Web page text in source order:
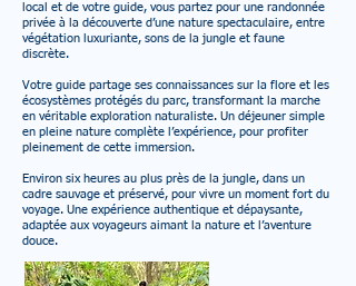
local et de votre guide, vous partez pour une randonnée
privée à la découverte d’une nature spectaculaire, entre
végétation luxuriante, sons de la jungle et faune
discrète.
Votre guide partage ses connaissances sur la flore et les
écosystèmes protégés du parc, transformant la marche
en véritable exploration naturaliste. Un déjeuner simple
en pleine nature complète l’expérience, pour profiter
pleinement de cette immersion.
Environ six heures au plus près de la jungle, dans un
cadre sauvage et préservé, pour vivre un moment fort du
voyage. Une expérience authentique et dépaysante,
adaptée aux voyageurs aimant la nature et l’aventure
douce.